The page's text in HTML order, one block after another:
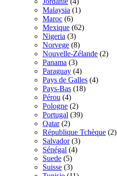
Malaysia (1)
Maroc (6)
Mexique (62)
Nigeria (3)
Norvege (8)
Nouvelle-Zélande (2)
Panama (3)
Paraguay (4)
Pays de Galles (4)
Pays-Bas (18)
Pérou (4)
Pologne (2)
Portugal (39)
Qatar (2)
République Tchèque (2)
Salvador (3)
Sénégal (4)
Suede (5)
Suisse (3)